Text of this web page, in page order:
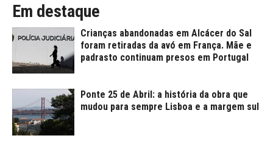
Em destaque
Crianças abandonadas em Alcácer do Sal
foram retiradas da avó em França. Mãe e
padrasto continuam presos em Portugal
Ponte 25 de Abril: a história da obra que
mudou para sempre Lisboa e a margem sul